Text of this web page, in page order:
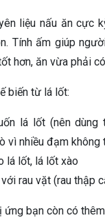
liệu nấu ăn cực
Tính ấm giúp
hơn, ăn vừa phải
biến từ lá lốt:
lá lốt (nên dùng
vì nhiều đạm không
lá lốt, lá lốt xào
rau vặt (rau thập
ứng bạn còn có